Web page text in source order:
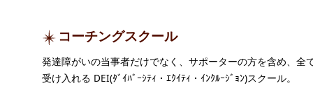
コーチングスクール
発達障がいの当事者だけでなく、サポーターの方を含め、全
受け入れる DEI(ﾀﾞｲﾊﾞｰｼﾃｨ・ｴｸｲﾃｨ・ｲﾝｸﾙｰｼﾞｮﾝ)スクール。